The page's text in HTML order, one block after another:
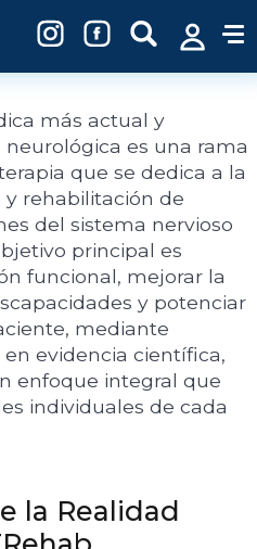
más actual y
es una rama
que se dedica a la
rehabilitación de
del sistema nervioso
principal es
funcional, mejorar la
y potenciar
mediante
evidencia científica,
enfoque integral que
individuales de cada
la Realidad